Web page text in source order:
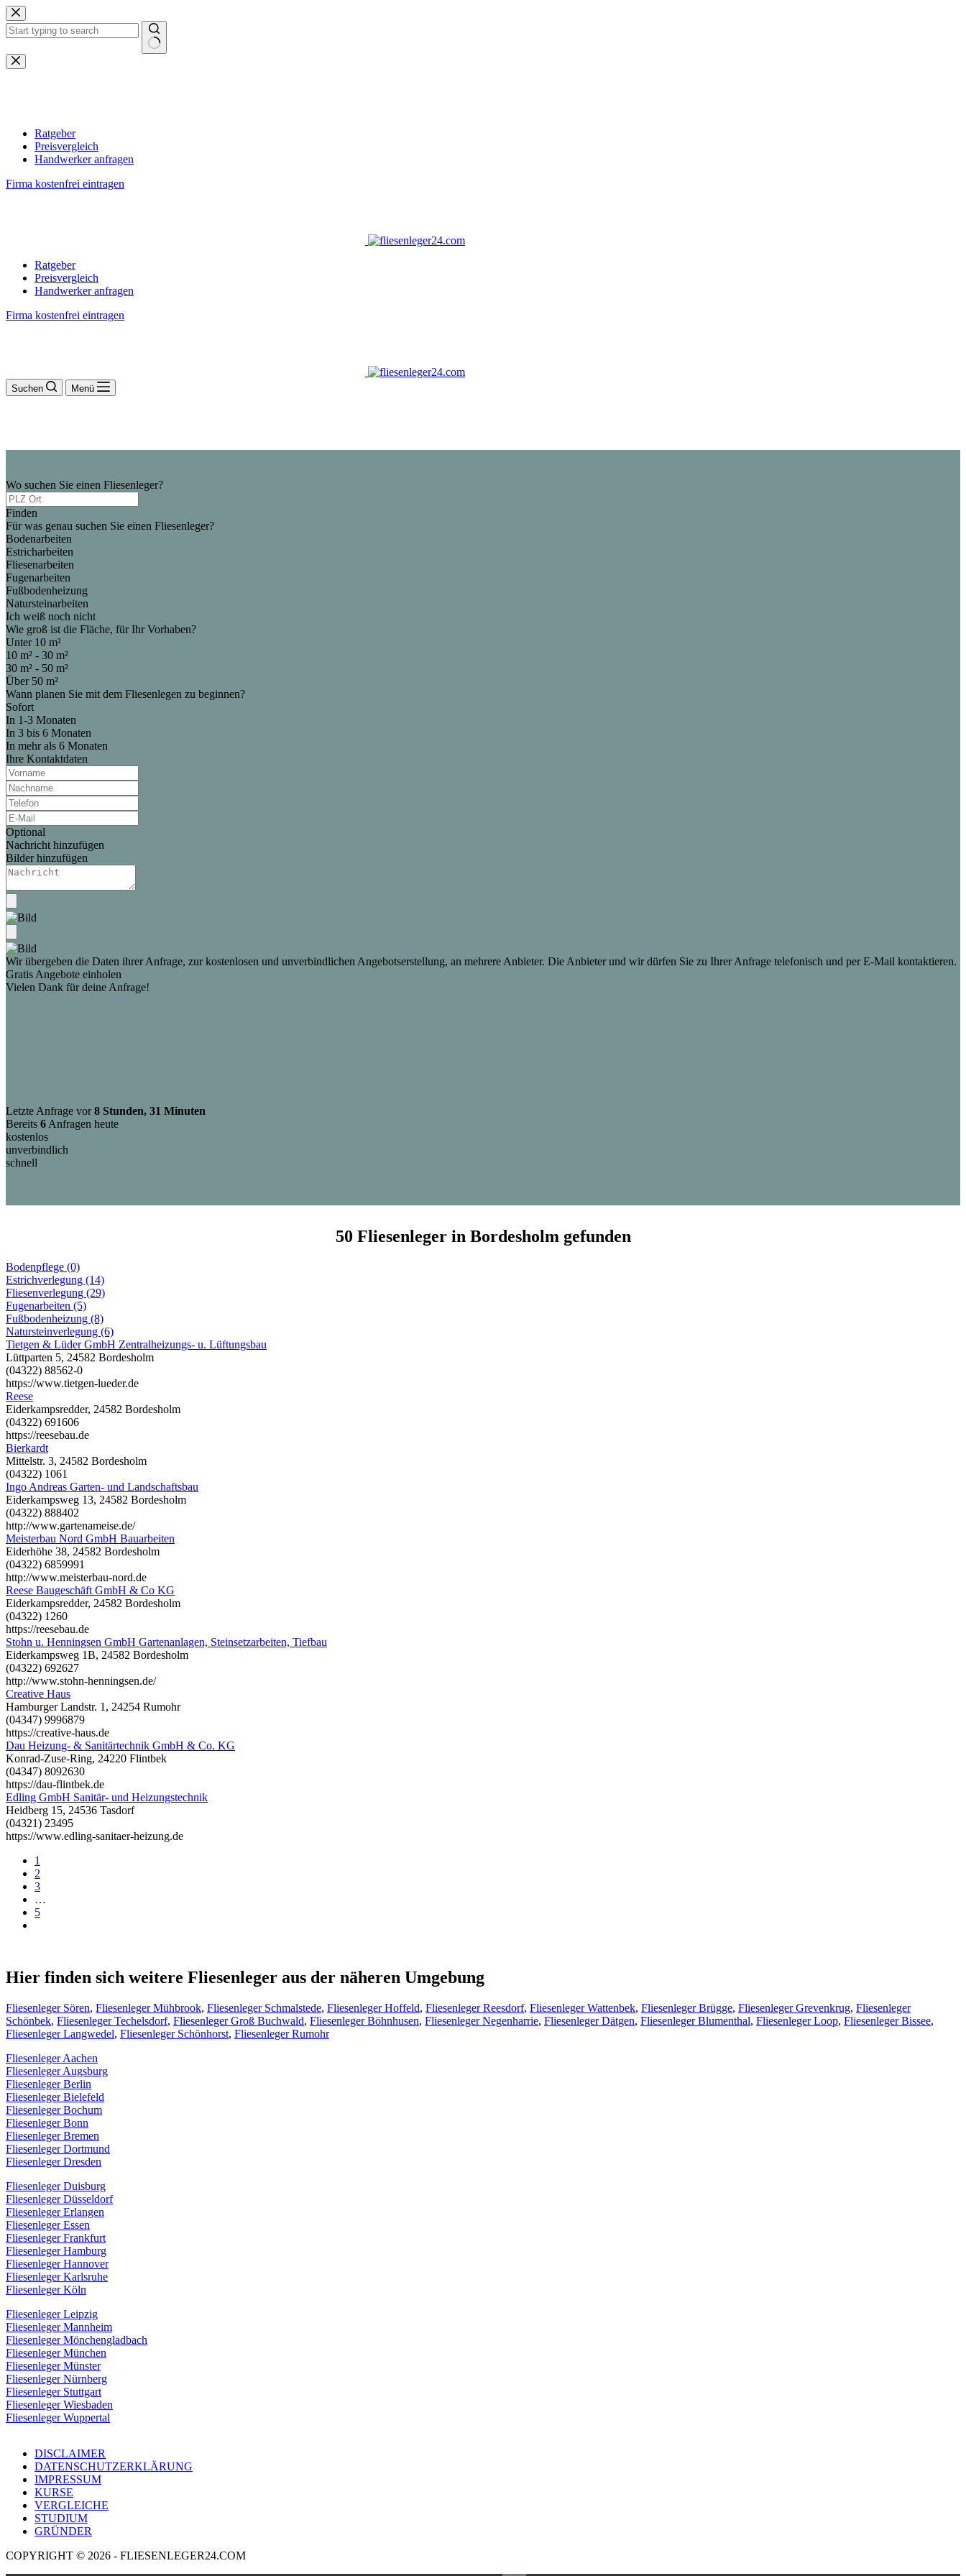
Zum
Inhalt
springen
Keine
Ergebnisse
Ratgeber
Preisvergleich
Handwerker anfragen
Firma kostenfrei eintragen
Ratgeber
Preisvergleich
Handwerker anfragen
Firma kostenfrei eintragen
Suchen Menü
Wo suchen Sie einen Fliesenleger?
Finden
Für was genau suchen Sie einen Fliesenleger?
Bodenarbeiten
Estricharbeiten
Fliesenarbeiten
Fugenarbeiten
Fußbodenheizung
Natursteinarbeiten
Ich weiß noch nicht
Wie groß ist die Fläche, für Ihr Vorhaben?
Unter 10 m²
10 m² - 30 m²
30 m² - 50 m²
Über 50 m²
Wann planen Sie mit dem Fliesenlegen zu beginnen?
Sofort
In 1-3 Monaten
In 3 bis 6 Monaten
In mehr als 6 Monaten
Ihre Kontaktdaten
Optional
Nachricht hinzufügen
Bilder hinzufügen
Wir übergeben die Daten ihrer Anfrage, zur kostenlosen und unverbindlichen Angebotserstellung, an mehrere Anbieter. Die Anbieter und wir dürfen Sie zu Ihrer Anfrage telefonisch und per E-Mail kontaktieren.
Gratis Angebote einholen
Vielen Dank für deine Anfrage!
Letzte Anfrage vor8 Stunden, 31 Minuten
Bereits 6 Anfragen heute
kostenlos
unverbindlich
schnell
50 Fliesenleger in Bordesholm gefunden
Bodenpflege (0)
Estrichverlegung (14)
Fliesenverlegung (29)
Fugenarbeiten (5)
Fußbodenheizung (8)
Natursteinverlegung (6)
Tietgen & Lüder GmbH Zentralheizungs- u. Lüftungsbau
Lüttparten 5, 24582 Bordesholm
(04322) 88562-0
https://www.tietgen-lueder.de
Reese
Eiderkampsredder, 24582 Bordesholm
(04322) 691606
https://reesebau.de
Bierkardt
Mittelstr. 3, 24582 Bordesholm
(04322) 1061
Ingo Andreas Garten- und Landschaftsbau
Eiderkampsweg 13, 24582 Bordesholm
(04322) 888402
http://www.gartenameise.de/
Meisterbau Nord GmbH Bauarbeiten
Eiderhöhe 38, 24582 Bordesholm
(04322) 6859991
http://www.meisterbau-nord.de
Reese Baugeschäft GmbH & Co KG
Eiderkampsredder, 24582 Bordesholm
(04322) 1260
https://reesebau.de
Stohn u. Henningsen GmbH Gartenanlagen, Steinsetzarbeiten, Tiefbau
Eiderkampsweg 1B, 24582 Bordesholm
(04322) 692627
http://www.stohn-henningsen.de/
Creative Haus
Hamburger Landstr. 1, 24254 Rumohr
(04347) 9996879
https://creative-haus.de
Dau Heizung- & Sanitärtechnik GmbH & Co. KG
Konrad-Zuse-Ring, 24220 Flintbek
(04347) 8092630
https://dau-flintbek.de
Edling GmbH Sanitär- und Heizungstechnik
Heidberg 15, 24536 Tasdorf
(04321) 23495
https://www.edling-sanitaer-heizung.de
1
2
3
…
5
Hier finden sich weitere Fliesenleger aus der näheren Umgebung
Fliesenleger Sören, Fliesenleger Mühbrook, Fliesenleger Schmalstede, Fliesenleger Hoffeld, Fliesenleger Reesdorf, Fliesenleger Wattenbek, Fliesenleger Brügge, Fliesenleger Grevenkrug, Fliesenleger
Schönbek, Fliesenleger Techelsdorf, Fliesenleger Groß Buchwald, Fliesenleger Böhnhusen, Fliesenleger Negenharrie, Fliesenleger Dätgen, Fliesenleger Blumenthal, Fliesenleger Loop, Fliesenleger Bissee,
Fliesenleger Langwedel, Fliesenleger Schönhorst, Fliesenleger Rumohr
Fliesenleger Aachen
Fliesenleger Augsburg
Fliesenleger Berlin
Fliesenleger Bielefeld
Fliesenleger Bochum
Fliesenleger Bonn
Fliesenleger Bremen
Fliesenleger Dortmund
Fliesenleger Dresden
Fliesenleger Duisburg
Fliesenleger Düsseldorf
Fliesenleger Erlangen
Fliesenleger Essen
Fliesenleger Frankfurt
Fliesenleger Hamburg
Fliesenleger Hannover
Fliesenleger Karlsruhe
Fliesenleger Köln
Fliesenleger Leipzig
Fliesenleger Mannheim
Fliesenleger Mönchengladbach
Fliesenleger München
Fliesenleger Münster
Fliesenleger Nürnberg
Fliesenleger Stuttgart
Fliesenleger Wiesbaden
Fliesenleger Wuppertal
DISCLAIMER
DATENSCHUTZERKLÄRUNG
IMPRESSUM
KURSE
VERGLEICHE
STUDIUM
GRÜNDER
COPYRIGHT © 2026 - FLIESENLEGER24.COM